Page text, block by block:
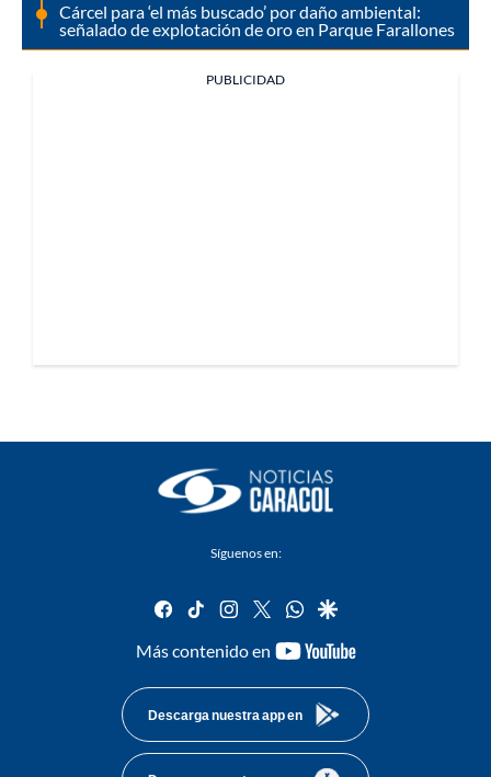
Cárcel para ‘el más buscado’ por daño ambiental:
señalado de explotación de oro en Parque Farallones
PUBLICIDAD
Síguenos en:
facebook
tiktok instagram
twitterwhatsapp
google
Más contenido en
youtube-
Descarga nuestra app en